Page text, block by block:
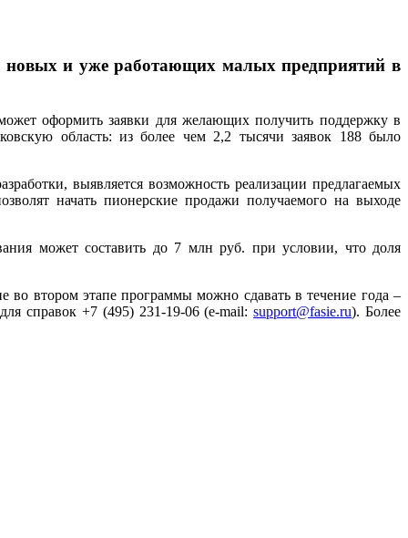
новых и уже работающих малых предприятий в
оформить заявки для желающих получить поддержку в
область: из более чем 2,2 тысячи заявок 188 было
выявляется возможность реализации предлагаемых
начать пионерские продажи получаемого на выходе
может составить до 7 млн руб. при условии, что доля
во втором этапе программы можно сдавать в течение года –
справок +7 (495) 231-19-06 (e-mail:support@fasie.ru). Более